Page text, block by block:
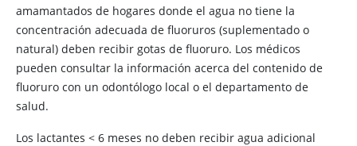
amamantados de hogares donde el agua no tiene la
concentración adecuada de fluoruros (suplementado o
natural) deben recibir gotas de fluoruro. Los médicos
pueden consultar la información acerca del contenido de
fluoruro con un odontólogo local o el departamento de
salud.
Los lactantes < 6 meses no deben recibir agua adicional